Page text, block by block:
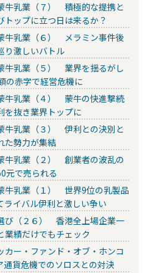
牛乳業（７） 積極的な提携と
トップに立つ日は来るか？
牛乳業（６） メラミン事件後
り激しいバトル
牛乳業（５） 業界を揺るがし
の赤字で経営危機に
牛乳業（４） 蒙牛の快進撃続
を抜き業界トップに
牛乳業（３） 伊利との決別と
た勢力が集結
牛乳業（２） 創業者の波乱の
元で売られる
牛乳業（１） 世界9位の乳製品
ライバル伊利と激しい争い
び（２６） 香港全上場企業一
業績だけでもチェック
ー・ファンド・オブ・ホンコ
貨危機でのソロスとの対決